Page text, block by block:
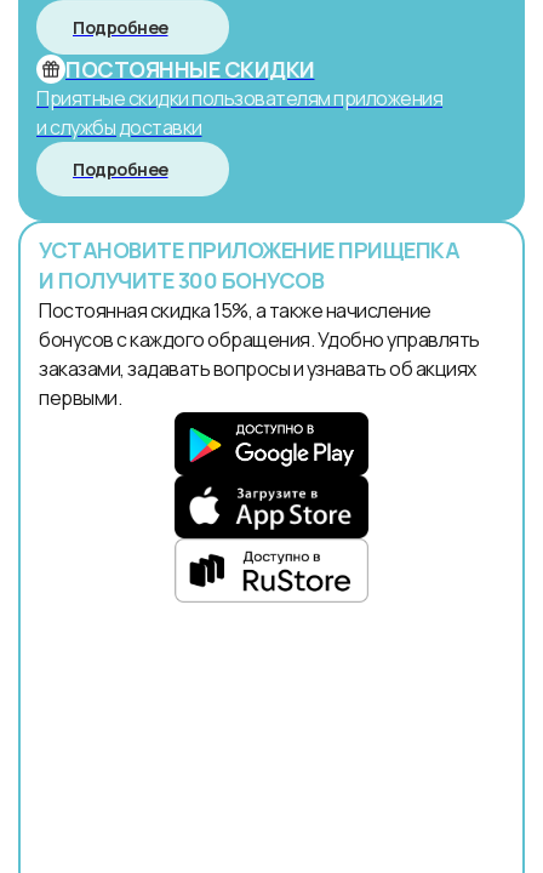
Подробнее
ПОСТОЯННЫЕ СКИДКИ
Приятные скидки пользователям приложения
и службы доставки
Подробнее
УСТАНОВИТЕ ПРИЛОЖЕНИЕ ПРИЩЕПКА
И ПОЛУЧИТЕ 300 БОНУСОВ
Постоянная скидка 15%, а также начисление
бонусов с каждого обращения. Удобно управлять
заказами, задавать вопросы и узнавать об акциях
первыми.